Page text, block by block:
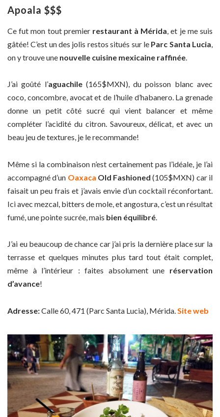
Apoala $$$
Ce fut mon tout premier restaurant à Mérida, et je me suis
gâtée! C’est un des jolis restos situés sur le Parc Santa Lucia,
on y trouve une nouvelle cuisine mexicaine raffinée.
J’ai goûté l’aguachile (165$MXN), du poisson blanc avec
coco, concombre, avocat et de l’huile d’habanero. La grenade
donne un petit côté sucré qui vient balancer et même
compléter l’acidité du citron. Savoureux, délicat, et avec un
beau jeu de textures, je le recommande!
Même si la combinaison n’est certainement pas l’idéale, je l’ai
accompagné d’un Oaxaca Old Fashioned (105$MXN) car il
faisait un peu frais et j’avais envie d’un cocktail réconfortant.
Ici avec mezcal, bitters de mole, et angostura, c’est un résultat
fumé, une pointe sucrée, mais bien équilibré
J’ai eu beaucoup de chance car j’ai pris la dernière place sur la
terrasse et quelques minutes plus tard tout était complet,
même à l’intérieur : faites absolument une réservation
d’avance!
Adresse:Calle 60, 471 (Parc Santa Lucia), Mérida. Site web